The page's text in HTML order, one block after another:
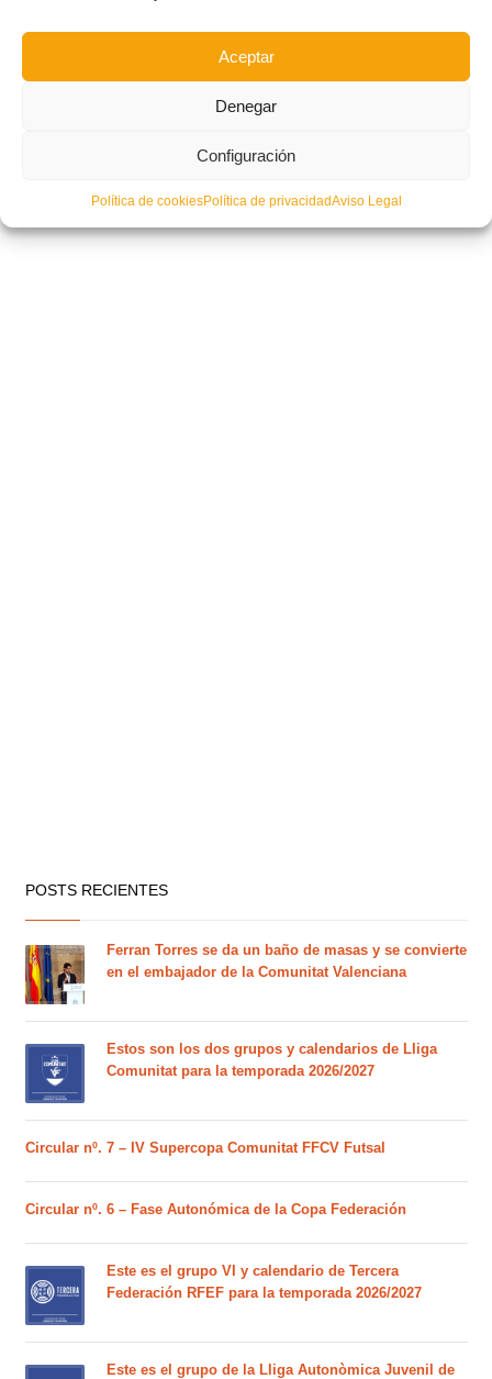
Aceptar
Denegar
Configuración
Política de cookiesPolítica de privacidadAviso Legal
Suerte dispar en el sorteo de la Fase de Ascenso a Segunda B
POSTS RECIENTES
Ferran Torres se da un baño de masas y se convierte
en el embajador de la Comunitat Valenciana
Estos son los dos grupos y calendarios de Lliga
Comunitat para la temporada 2026/2027
Circular nº. 7 – IV Supercopa Comunitat FFCV Futsal
Circular nº. 6 – Fase Autonómica de la Copa Federación
Este es el grupo VI y calendario de Tercera
Federación RFEF para la temporada 2026/2027
Este es el grupo de la Lliga Autonòmica Juvenil de